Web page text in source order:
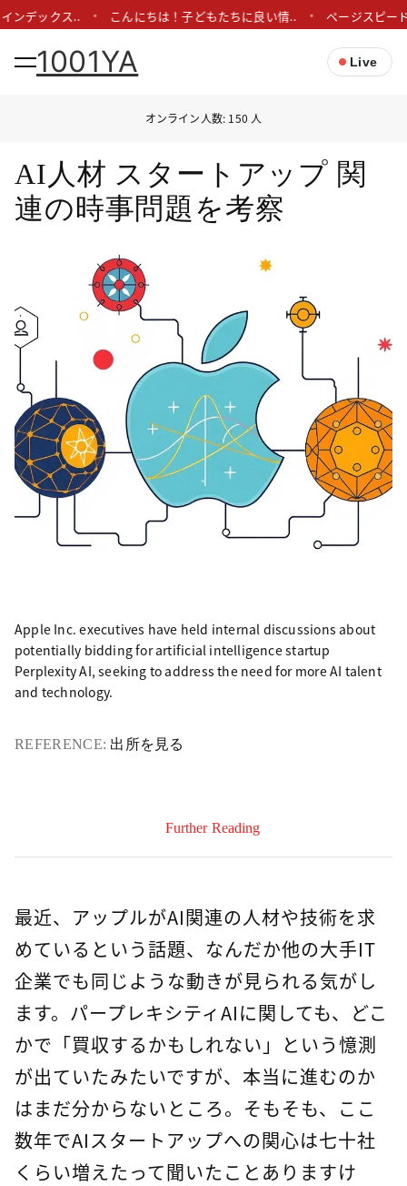
ンデックス.. こんにちは！子どもたちに良い情.. ページスピー
1001YA Live
オンライン人数: 150 人
AI人材 スタートアップ 関
連の時事問題を考察
Apple Inc. executives have held internal discussions about
potentially bidding for artificial intelligence startup
Perplexity AI, seeking to address the need for more AI talent
and technology.
REFERENCE: 出所を見る
Further Reading
最近、アップルがAI関連の人材や技術を求
めているという話題、なんだか他の大手IT
企業でも同じような動きが見られる気がし
ます。パープレキシティAIに関しても、どこ
かで「買収するかもしれない」という憶測
が出ていたみたいですが、本当に進むのか
はまだ分からないところ。そもそも、ここ
数年でAIスタートアップへの関心は七十社
くらい増えたって聞いたことありますけ